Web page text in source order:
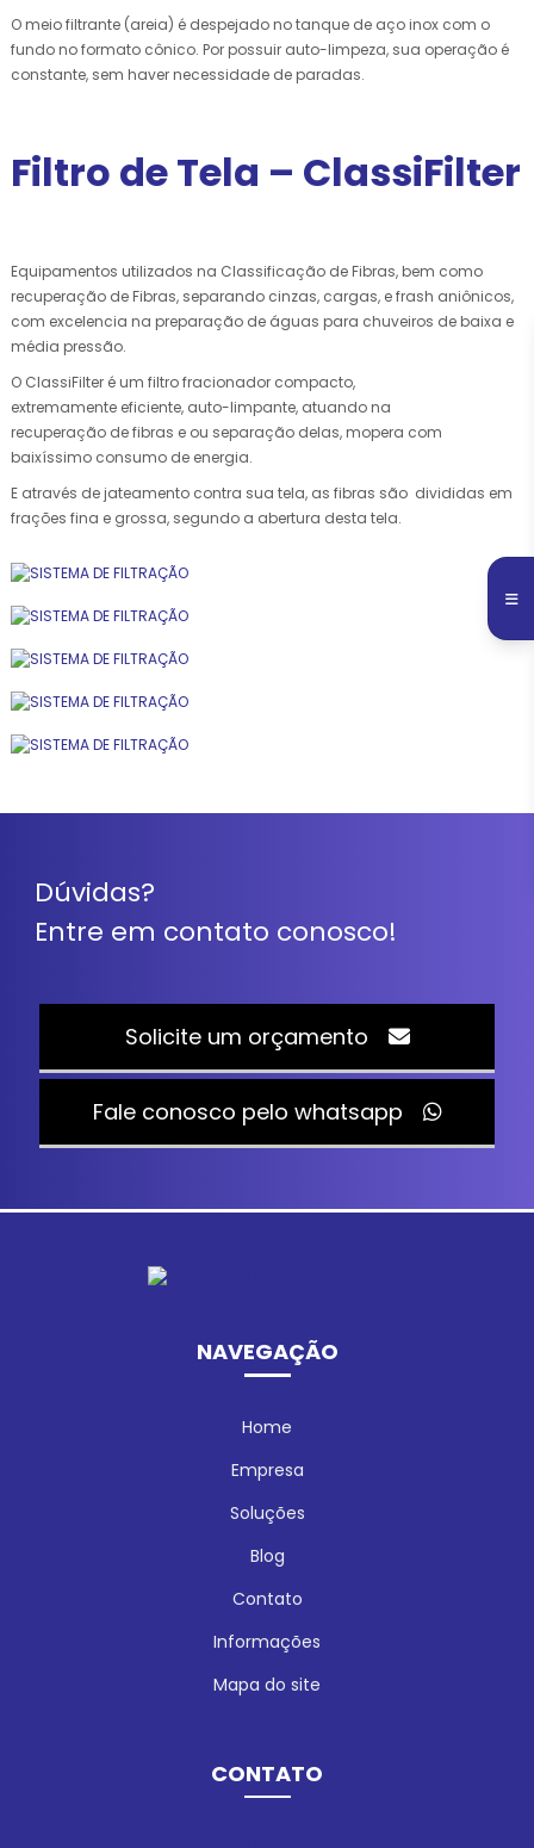
O meio filtrante (areia) é despejado no tanque de aço inox com o
fundo no formato cônico. Por possuir auto-limpeza, sua operação é
constante, sem haver necessidade de paradas.
Filtro de Tela – ClassiFilter
Equipamentos utilizados na Classificação de Fibras, bem como
recuperação de Fibras, separando cinzas, cargas, e frash aniônicos,
com excelencia na preparação de águas para chuveiros de baixa e
média pressão.
O ClassiFilter é um filtro fracionador compacto,
extremamente eficiente, auto-limpante, atuando na
recuperação de fibras e ou separação delas, mopera com
baixíssimo consumo de energia.
E através de jateamento contra sua tela, as fibras são divididas em
frações fina e grossa, segundo a abertura desta tela.
Dúvidas?
Entre em contato conosco!
Solicite um orçamento
Fale conosco pelo whatsapp
NAVEGAÇÃO
Home
Empresa
Soluções
Blog
Contato
Informações
Mapa do site
CONTATO